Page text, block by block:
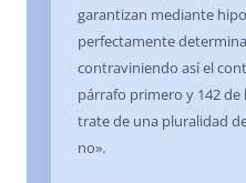
garantizan mediante
perfectamente
contraviniendo así el
párrafo primero y 142 de
trate de una pluralidad
no».